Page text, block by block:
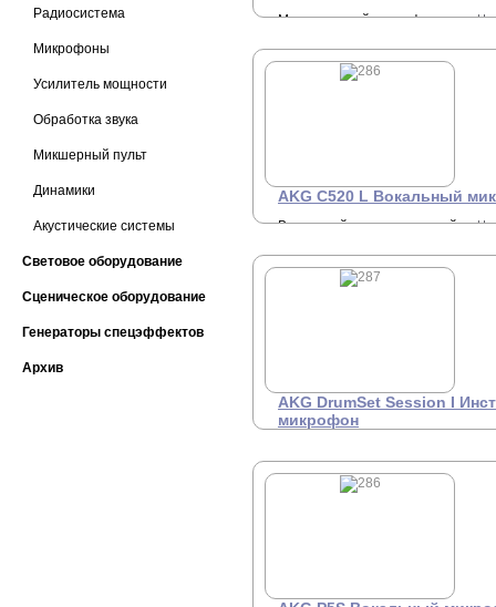
Радиосистема
Микрофоны
Усилитель мощности
Обработка звука
Микшерный пульт
Динамики
Акустические системы
Световое оборудование
Сценическое оборудование
Генераторы спецэффектов
Архив
Миниатюрный микрофон с
бежевый, 3-контактный mini-
XLR
AKG C520 L Вокальный
Вокальный конденсаторный
кардиоидный, черный,
адаптер фантомного
питания в разъёме XLR
AKG DrumSet Session I
микрофон
микрофонов, включающий 5
динамических и 2
конденсаторных